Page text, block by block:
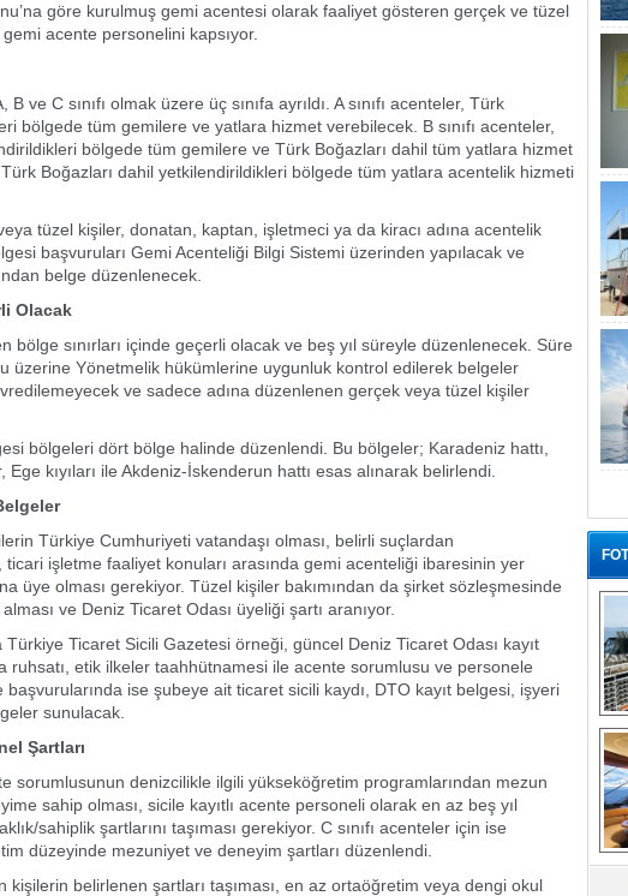
göre kurulmuş gemi acentesi olarak faaliyet gösteren gerçek ve tüzel
acente personelini kapsıyor.
ve C sınıfı olmak üzere üç sınıfa ayrıldı. A sınıfı acenteler, Türk
bölgede tüm gemilere ve yatlara hizmet verebilecek. B sınıfı acenteler,
bölgede tüm gemilere ve Türk Boğazları dahil tüm yatlara hizmet
Türk Boğazları dahil yetkilendirildikleri bölgede tüm yatlara acentelik hizmeti
tüzel kişiler, donatan, kaptan, işletmeci ya da kiracı adına acentelik
başvuruları Gemi Acenteliği Bilgi Sistemi üzerinden yapılacak ve
belge düzenlenecek.
Olacak
bölge sınırları içinde geçerli olacak ve beş yıl süreyle düzenlenecek. Süre
üzerine Yönetmelik hükümlerine uygunluk kontrol edilerek belgeler
ve sadece adına düzenlenen gerçek veya tüzel kişiler
bölgeleri dört bölge halinde düzenlendi. Bu bölgeler; Karadeniz hattı,
kıyıları ile Akdeniz-İskenderun hattı esas alınarak belirlendi.
Türkiye Cumhuriyeti vatandaşı olması, belirli suçlardan
işletme faaliyet konuları arasında gemi acenteliği ibaresinin yer
üye olması gerekiyor. Tüzel kişiler bakımından da şirket sözleşmesinde
ve Deniz Ticaret Odası üyeliği şartı aranıyor.
Ticaret Sicili Gazetesi örneği, güncel Deniz Ticaret Odası kayıt
ruhsatı, etik ilkeler taahhütnamesi ile acente sorumlusu ve personele
ise şubeye ait ticaret sicili kaydı, DTO kayıt belgesi, işyeri
sunulacak.
Şartları
sorumlusunun denizcilikle ilgili yükseköğretim programlarından mezun
sahip olması, sicile kayıtlı acente personeli olarak en az beş yıl
sahiplik şartlarını taşıması gerekiyor. C sınıfı acenteler için ise
düzeyinde mezuniyet ve deneyim şartları düzenlendi.
belirlenen şartları taşıması, en az ortaöğretim veya dengi okul